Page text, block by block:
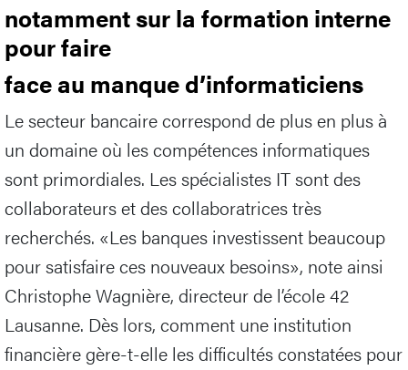
notamment sur la formation interne
pour faire
face au manque d’informaticiens
Le secteur bancaire correspond de plus en plus à
un domaine où les compétences informatiques
sont primordiales. Les spécialistes IT sont des
collaborateurs et des collaboratrices très
recherchés. «Les banques investissent beaucoup
pour satisfaire ces nouveaux besoins», note ainsi
Christophe Wagnière, directeur de l’école 42
Lausanne. Dès lors, comment une institution
financière gère-t-elle les difficultés constatées pour